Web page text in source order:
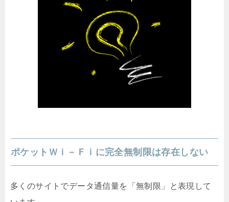
ポケットＷｉ－Ｆｉに完全無制限は存在しない
多くのサイトでデータ通信量を「無制限」と表現して